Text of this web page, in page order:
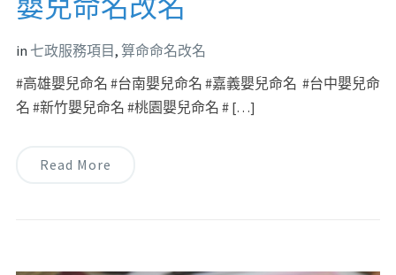
in 七政服務項目, 算命命名改名
#高雄嬰兒命名 #台南嬰兒命名 #嘉義嬰兒命名 #台中嬰兒命
名 #新竹嬰兒命名 #桃園嬰兒命名 # […]
Read More